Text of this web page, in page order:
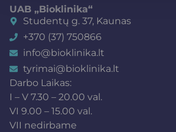
UAB „Bioklinika“
Studentų g. 37, Kaunas
+370 (37) 750866
info@bioklinika.lt
tyrimai@bioklinika.lt
Darbo Laikas:
I – V 7.30 – 20.00 val.
VI 9.00 – 15.00 val.
VII nedirbame